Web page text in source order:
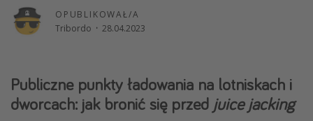
Najlepsze aplikacje podróżnicze
Kalendarz podróży
OPUBLIKOWAŁ/A
Tribordo · 28.04.2023
Publiczne punkty ładowania na lotniskach i
dworcach: jak bronić się przed juice jacking